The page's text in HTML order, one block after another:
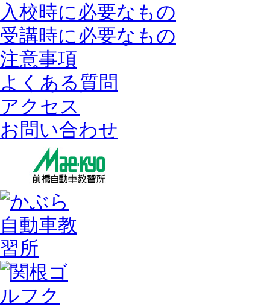
入校時に必要なもの
受講時に必要なもの
注意事項
よくある質問
アクセス
お問い合わせ